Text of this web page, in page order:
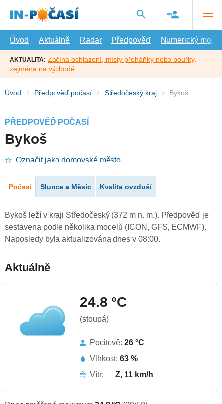
hlavní
Úvod
Aktuálně Radar Předpověď Numerický model
AKTUALITA: Začíná ochlazení, místy přeháňky nebo bouřky,
zejména na východě
Úvod Předpověď počasí Středočeský kraj Bykoš
PŘEDPOVĚĎ POČASÍ
Bykoš
Označit jako domovské město
Počasí Slunce a Měsíc Kvalita ovzduší
Bykoš leží v kraji Středočeský (372 m n. m.). Předpověď je
sestavena podle několika modelů (ICON, GFS, ECMWF).
Naposledy byla aktualizována dnes v 08:00.
Aktuálně
24.8 °C
(stoupá)
Pocitově: 26 °C
Vlhkost: 63 %
Vítr:
Z, 11 km/h